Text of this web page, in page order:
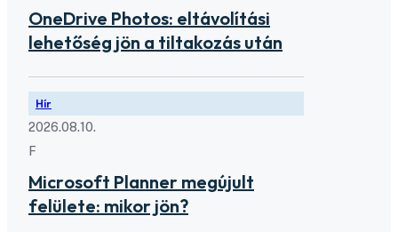
OneDrive Photos: eltávolítási
lehetőség jön a tiltakozás után
Hír
2026.08.10.
F
Microsoft Planner megújult
felülete: mikor jön?